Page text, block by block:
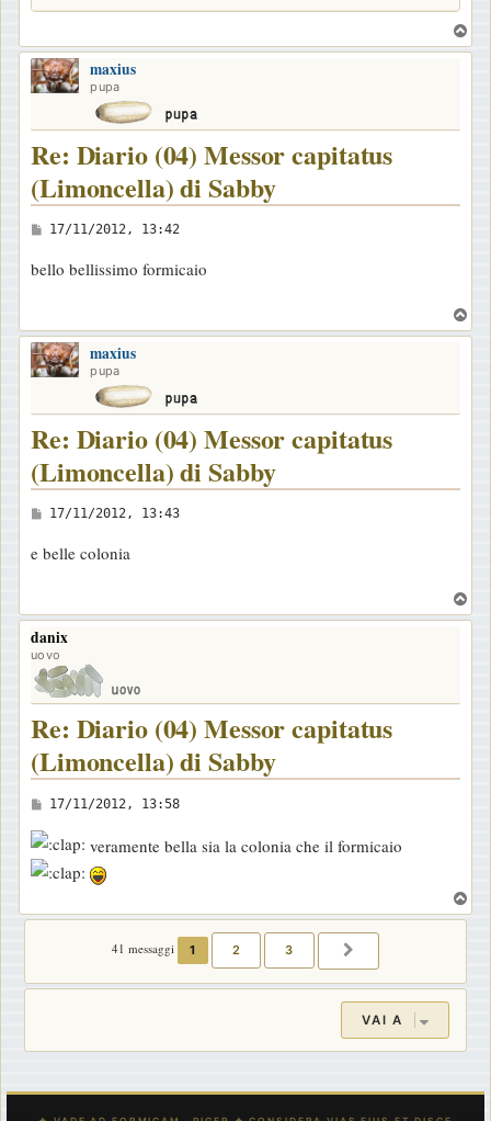
o
maxius
pupa
Re: Diario (04) Messor capitatus
(Limoncella) di Sabby
M
s
a
g
g
i
o
17/11/2012, 13:42
bello bellissimo formicaio
o
maxius
pupa
Re: Diario (04) Messor capitatus
(Limoncella) di Sabby
M
s
a
g
g
i
o
17/11/2012, 13:43
e belle colonia
o
danix
uovo
Re: Diario (04) Messor capitatus
(Limoncella) di Sabby
M
e
s
s
i
17/11/2012, 13:58
veramente bella sia la colonia che il formicaio
o
41 messaggi 1 2 3
VAI A